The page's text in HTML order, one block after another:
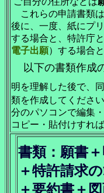
これらの申請書類
後に、一度、紙にプ
する場合と、特許庁
電子出願）する場合
以下の書類作成
明を理解した後で、
類を作成してくださ
分のパソコンで編集
コピー・貼付けすれ
書類：願書
＋特許請求
＋要約書＋